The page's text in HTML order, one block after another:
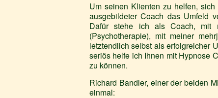
Um seinen Klienten zu helfen,
ausgebildeter Coach das Umfeld
Dafür stehe ich als Coach, mit
(Psychotherapie), mit meiner
letztendlich selbst als erfolgreicher
seriös helfe ich Ihnen mit Hypnose
zu können.
Richard Bandler, einer der beiden
einmal: